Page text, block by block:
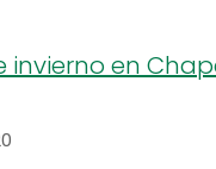
invierno en